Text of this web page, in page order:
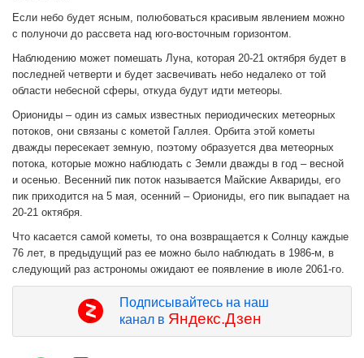
Если небо будет ясным, полюбоваться красивым явлением можно
с полуночи до рассвета над юго-восточным горизонтом.
Наблюдению может помешать Луна, которая 20-21 октября будет в
последней четверти и будет засвечивать небо недалеко от той
области небесной сферы, откуда будут идти метеоры.
Ориониды – один из самых известных периодических метеорных
потоков, они связаны с кометой Галлея. Орбита этой кометы
дважды пересекает земную, поэтому образуется два метеорных
потока, которые можно наблюдать с Земли дважды в год – весной
и осенью. Весенний пик поток называется Майские Аквариды, его
пик приходится на 5 мая, осенний – Ориониды, его пик выпадает на
20-21 октября.
Что касается самой кометы, то она возвращается к Солнцу каждые
76 лет, в предыдущий раз ее можно было наблюдать в 1986-м, в
следующий раз астрономы ожидают ее появление в июле 2061-го.
Подписывайтесь на наш
канал в Яндекс.Дзен